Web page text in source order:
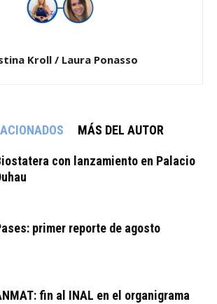
Kroll / Laura Ponasso
MÁS DEL AUTOR
con lanzamiento en Palacio
primer reporte de agosto
fin al INAL en el organigrama